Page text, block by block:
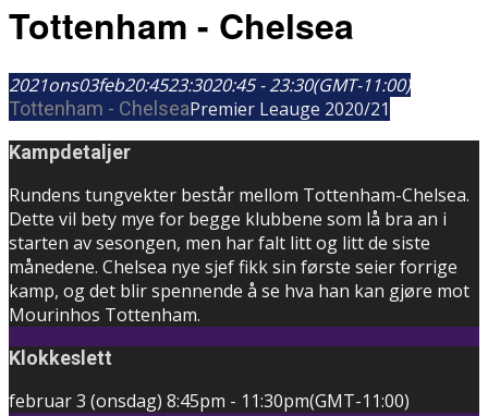
Tottenham - Chelsea
2021ons03feb20:4523:3020:45 - 23:30(GMT-11:00)
Tottenham - ChelseaPremier Leauge 2020/21
Kampdetaljer
Rundens tungvekter består mellom Tottenham-Chelsea.
Dette vil bety mye for begge klubbene som lå bra an i
starten av sesongen, men har falt litt og litt de siste
månedene. Chelsea nye sjef fikk sin første seier forrige
kamp, og det blir spennende å se hva han kan gjøre mot
Mourinhos Tottenham.
Klokkeslett
februar 3 (onsdag) 8:45pm - 11:30pm(GMT-11:00)